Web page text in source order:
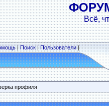
Всё,
|Поиск|Пользователи|
профиля